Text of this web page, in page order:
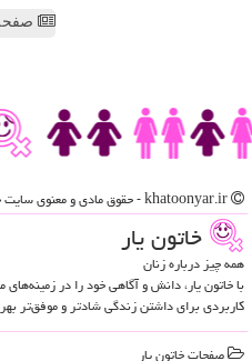
خاتون یار
همه چیز درباره زنان
با خاتون یار، دانش و آگاهی خود را در
کاربردی برای داشتن زندگی شادتر و موفق‌تر
صفحات خاتون یار